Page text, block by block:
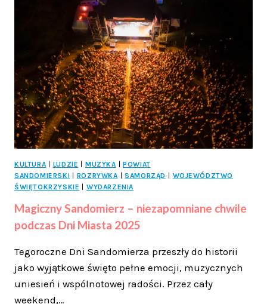
RADOMIANEK
KULTURA | LUDZIE | MUZYKA | POWIAT
SANDOMIERSKI | ROZRYWKA | SAMORZĄD | WOJEWÓDZTWO
ŚWIĘTOKRZYSKIE | WYDARZENIA
Magiczny Sandomierz – niezapomniane chwile
podczas Dni Miasta 2025
Tegoroczne Dni Sandomierza przeszły do historii
jako wyjątkowe święto pełne emocji, muzycznych
uniesień i wspólnotowej radości. Przez cały
weekend,…